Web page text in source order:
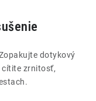
dotykový
cítite zrnitosť,